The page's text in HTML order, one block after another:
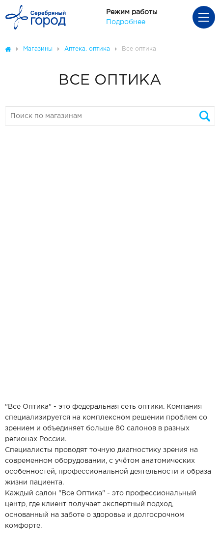
Режим работы
Подробнее
Магазины Аптека, оптика Все оптика
ВСЕ ОПТИКА
"Все Оптика" - это федеральная сеть оптики. Компания
специализируется на комплексном решении проблем со
зрением и объединяет больше 80 салонов в разных
регионах России.
Специалисты проводят точную диагностику зрения на
современном оборудовании, с учётом анатомических
особенностей, профессиональной деятельности и образа
жизни пациента.
Каждый салон "Все Оптика" - это профессиональный
центр, где клиент получает экспертный подход,
основанный на заботе о здоровье и долгосрочном
комфорте.